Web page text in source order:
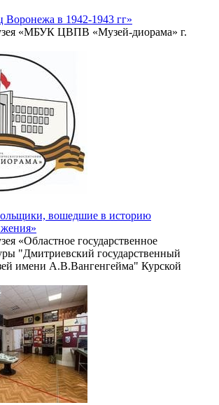
Воронежа в 1942-1943 гг»
«МБУК ЦВПВ «Музей-диорама» г.
вошедшие в историю
«Областное государственное
"Дмитриевский государственный
имени А.В.Вангенгейма" Курской